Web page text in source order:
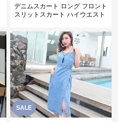
デニムスカート ロング フロント
スリットスカート ハイウエスト
SALE